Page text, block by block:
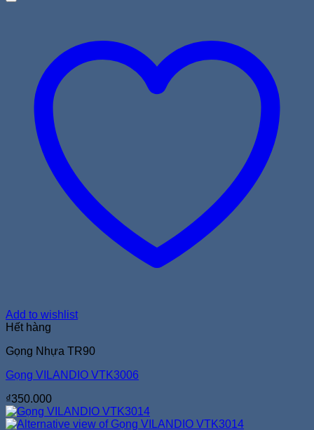
Add to wishlist
Hết hàng
Gọng Nhựa TR90
Gọng VILANDIO VTK3006
₫350.000